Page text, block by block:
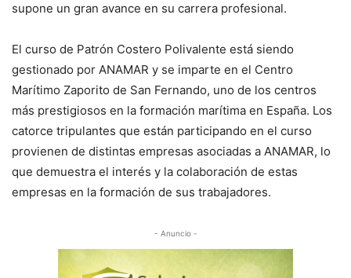
supone un gran avance en su carrera profesional.
El curso de Patrón Costero Polivalente está siendo
gestionado por ANAMAR y se imparte en el Centro
Marítimo Zaporito de San Fernando, uno de los centros
más prestigiosos en la formación marítima en España. Los
catorce tripulantes que están participando en el curso
provienen de distintas empresas asociadas a ANAMAR, lo
que demuestra el interés y la colaboración de estas
empresas en la formación de sus trabajadores.
- Anuncio -